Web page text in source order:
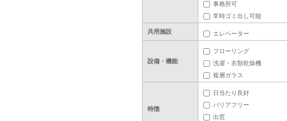
事務所可
常時ゴミ出し可能
共用施設 エレベーター
設備・機能
フローリング
洗濯・衣類乾燥機
複層ガラス
特徴
日当たり良好
バリアフリー
出窓